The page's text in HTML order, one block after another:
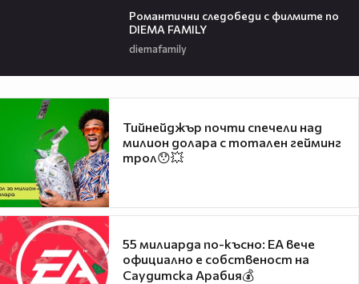
Романтични следобеди с филмите по
DIEMA FAMILY
diemafamily
Тийнейджър почти спечели над
милион долара с тотален гейминг
трол😯💥
55 милиарда по-късно: EA вече
официално е собственост на
Саудитска Арабия💰